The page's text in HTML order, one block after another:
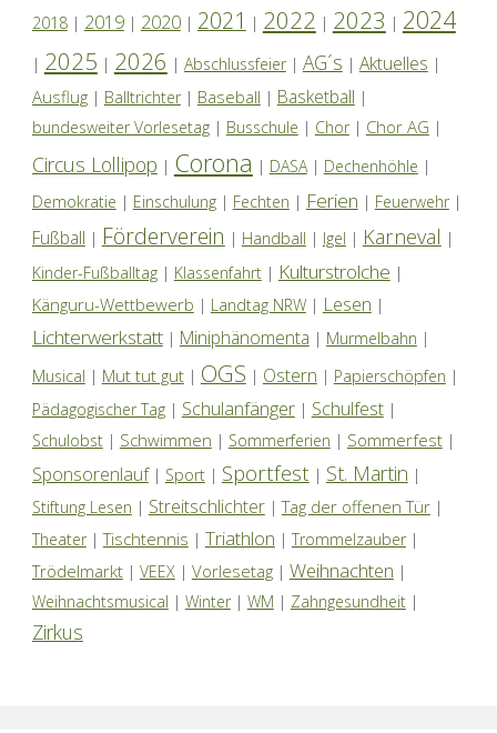
2018| 2019| 2020| 2021 | 2022 | 2023 | 2024
| 2025 | 2026 | Abschlussfeier| AG´s | Aktuelles |
Ausflug| Balltrichter| Baseball | Basketball |
bundesweiter Vorlesetag| Busschule | Chor| Chor AG |
Circus Lollipop | Corona | DASA| Dechenhöhle |
Demokratie | Einschulung| Fechten | Ferien | Feuerwehr|
Fußball | Förderverein | Handball | Igel | Karneval |
Kinder-Fußballtag| Klassenfahrt| Kulturstrolche |
Känguru-Wettbewerb | Landtag NRW| Lesen |
Lichterwerkstatt| Miniphänomenta | Murmelbahn |
Musical | Mut tut gut| OGS | Ostern | Papierschöpfen |
Pädagogischer Tag| Schulanfänger| Schulfest|
Schulobst| Schwimmen | Sommerferien | Sommerfest|
Sponsorenlauf| Sport| Sportfest | St. Martin |
Stiftung Lesen | Streitschlichter|Tag der offenen Tür|
Theater|Tischtennis | Triathlon | Trommelzauber|
Trödelmarkt| VEEX| Vorlesetag| Weihnachten |
Weihnachtsmusical | Winter| WM | Zahngesundheit|
Zirkus